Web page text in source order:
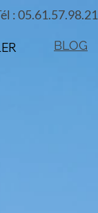
: 05.61.57.98.21
BLOG